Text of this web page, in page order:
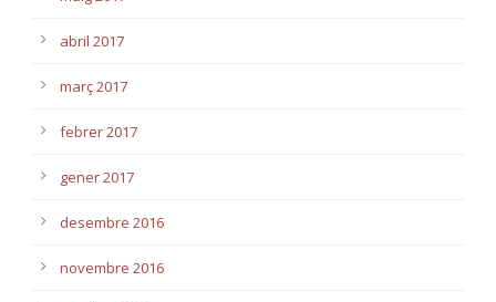
abril 2017
març 2017
febrer 2017
gener 2017
desembre 2016
novembre 2016